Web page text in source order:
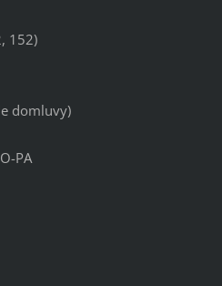
152)
domluvy)
PA